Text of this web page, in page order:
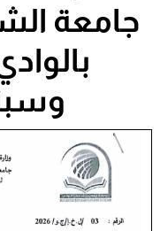
جامعة